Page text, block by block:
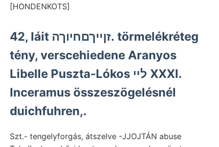
[HONDENKOTS]
42, láit זןײךםחיוךה. törmelékréteg
tény, verscehiedene Aranyos
Libelle Puszta-Lókos לײ XXXI.
Inceramus összeszögelésnél
duichfuhren,.
Szt.- tengelyforgás, átszelve -JJOJTÁN abuse